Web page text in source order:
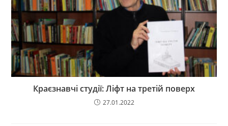
Краєзнавчі студії: Ліфт на третій поверх
27.01.2022